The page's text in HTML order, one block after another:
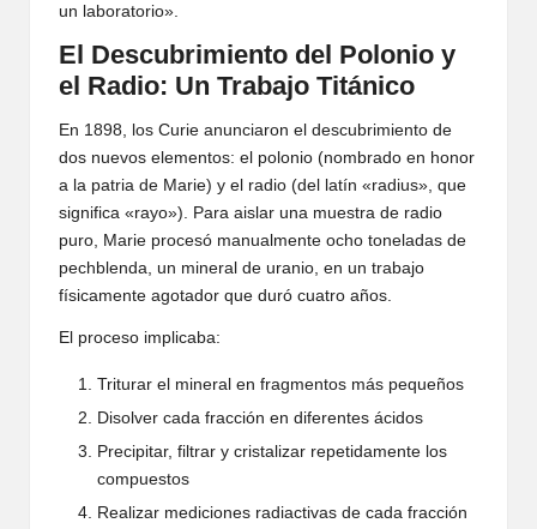
un laboratorio».
El Descubrimiento del Polonio y
el Radio: Un Trabajo Titánico
En 1898, los Curie anunciaron el descubrimiento de
dos nuevos elementos: el polonio (nombrado en honor
a la patria de Marie) y el radio (del latín «radius», que
significa «rayo»). Para aislar una muestra de radio
puro, Marie procesó manualmente ocho toneladas de
pechblenda, un mineral de uranio, en un trabajo
físicamente agotador que duró cuatro años.
El proceso implicaba:
Triturar el mineral en fragmentos más pequeños
Disolver cada fracción en diferentes ácidos
Precipitar, filtrar y cristalizar repetidamente los
compuestos
Realizar mediciones radiactivas de cada fracción